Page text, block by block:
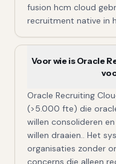
fusion hcm cloud
recruitment native in
Voor wie is Oracle
Oracle Recruiting
(>5.000 fte) die
willen consolideren
willen draaien.. Het
organisaties zonder
concerns die alleen